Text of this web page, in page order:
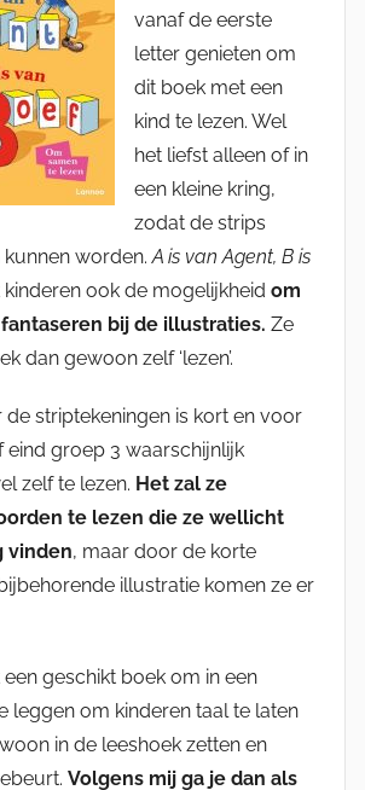
vanaf de eerste
letter genieten om
dit boek met een
kind te lezen. Wel
het liefst alleen of in
een kleine kring,
zodat de strips
kunnen worden.A is van Agent, B is
ook de mogelijkheid om
bij de illustraties. Ze
dan gewoon zelf ‘lezen’.
de striptekeningen is kort en voor
eind groep 3 waarschijnlijk
zelf te lezen. Het zal ze
te lezen die ze wellicht
vinden, maar door de korte
illustratie komen ze er
een geschikt boek om in een
leggen om kinderen taal te laten
in de leeshoek zetten en
Volgens mij ga je dan als